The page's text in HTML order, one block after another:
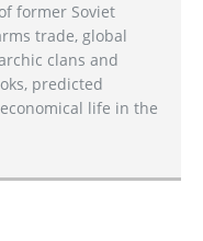
former Soviet
trade, global
clans and
predicted
life in the